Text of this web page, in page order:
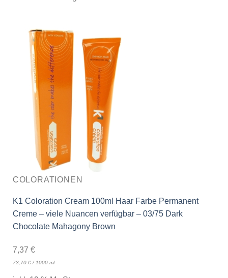
COLORATIONEN
K1 Coloration Cream 100ml Haar Farbe Permanent
Creme – viele Nuancen verfügbar – 03/75 Dark
Chocolate Mahagony Brown
7,37 €
73,70 €/1000 ml